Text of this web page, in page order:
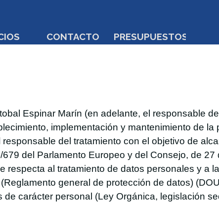
Saltar menú
▼
CONTACTO PRESUPUESTOS
Espinar Marín (en adelante, el responsable
implementación y mantenimiento de
del tratamiento con el objetivo de
del Parlamento Europeo y del Consejo, de 27
respecta al tratamiento de datos personales y a
general de protección de datos)
carácter personal (Ley Orgánica, legislación